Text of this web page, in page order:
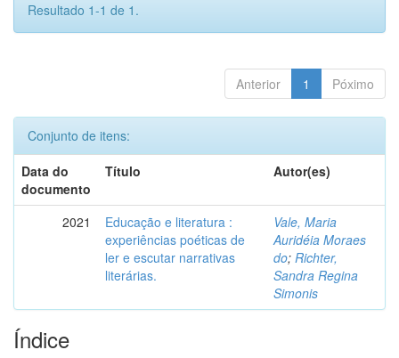
Resultado 1-1 de 1.
Anterior 1 Póximo
Conjunto de itens:
Data do
documento
Título Autor(es)
2021
Educação e literatura :
experiências poéticas de
ler e escutar narrativas
literárias.
Vale, Maria
Auridéia Moraes
do; Richter,
Sandra Regina
Simonis
Índice